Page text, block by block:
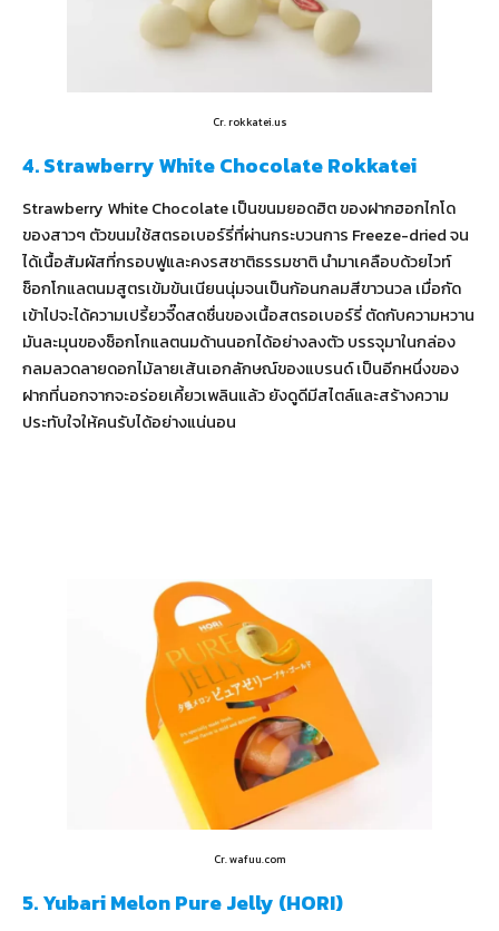
Cr. rokkatei.us
4. Strawberry White Chocolate Rokkatei
Strawberry White Chocolate เป็นขนมยอดฮิต ของฝากฮอกไกโด
ของสาวๆ ตัวขนมใช้สตรอเบอร์รี่ที่ผ่านกระบวนการ Freeze-dried จน
ได้เนื้อสัมผัสที่กรอบฟูและคงรสชาติธรรมชาติ นำมาเคลือบด้วยไวท์
ช็อกโกแลตนมสูตรเข้มข้นเนียนนุ่มจนเป็นก้อนกลมสีขาวนวล เมื่อกัด
เข้าไปจะได้ความเปรี้ยวจี๊ดสดชื่นของเนื้อสตรอเบอร์รี่ ตัดกับความหวาน
มันละมุนของช็อกโกแลตนมด้านนอกได้อย่างลงตัว บรรจุมาในกล่อง
กลมลวดลายดอกไม้ลายเส้นเอกลักษณ์ของแบรนด์ เป็นอีกหนึ่งของ
ฝากที่นอกจากจะอร่อยเคี้ยวเพลินแล้ว ยังดูดีมีสไตล์และสร้างความ
ประทับใจให้คนรับได้อย่างแน่นอน
Cr. wafuu.com
5. Yubari Melon Pure Jelly (HORI)